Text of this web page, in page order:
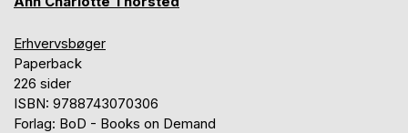
Erhvervsbøger
Paperback
226 sider
ISBN: 9788743070306
Forlag: BoD - Books on Demand